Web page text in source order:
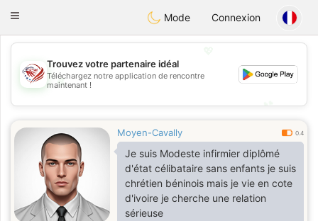
StatesDating
Toggle
Mode Connexion
💖
💕
Trouvez votre partenaire idéal
Téléchargez notre application de rencontre
maintenant !
Moyen-Cavally 0.4
Je suis Modeste infirmier diplômé
d'état célibataire sans enfants je suis
chrétien béninois mais je vie en cote
d'ivoire je cherche une relation
sérieuse